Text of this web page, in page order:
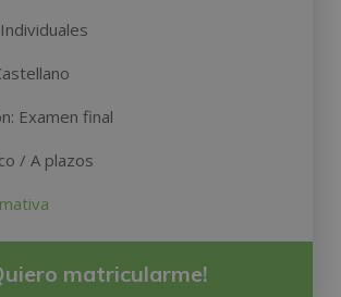
Individuales
Examen final
/ A plazos
matricularme!